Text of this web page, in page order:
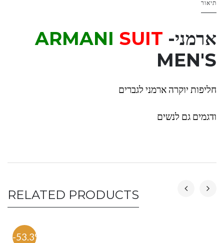
תיאור
ארמני- ARMANI SUIT
MEN'S
חליפות יוקרה ארמני לגברים
ודגמים גם לנשים
RELATED PRODUCTS
-53.3%